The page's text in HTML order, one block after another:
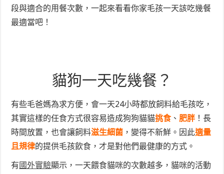
段與適合的用餐次數，一起來看看你家毛孩一天該吃幾餐
最適當吧！
貓狗一天吃幾餐？
有些毛爸媽為求方便，會一天24小時都放飼料給毛孩吃，
其實這樣的任食方式很容易造成狗狗貓貓挑食、 肥胖 ！長
時間放置，也會讓飼料滋生細菌 ，變得不新鮮。因此適量
且規律的提供毛孩飲食，才是對他們最健康的方式。
有 國外實驗顯示，一天餵食貓咪的次數越多，貓咪的活動